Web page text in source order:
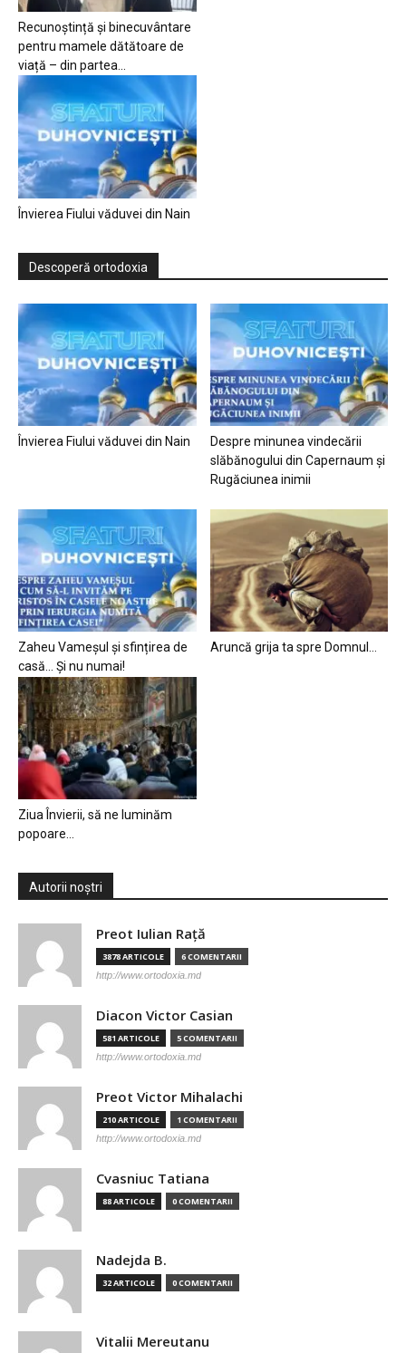
Recunoștință și binecuvântare
pentru mamele dătătoare de
viață – din partea...
Învierea Fiului văduvei din Nain
Descoperă ortodoxia
Învierea Fiului văduvei din Nain
Despre minunea vindecării
slăbănogului din Capernaum și
Rugăciunea inimii
Zaheu Vameșul și sfințirea de
casă… Și nu numai!
Aruncă grija ta spre Domnul…
Ziua Învierii, să ne luminăm
popoare…
Autorii noștri
Preot Iulian Raţă
3878 ARTICOLE 6 COMENTARII
http://www.ortodoxia.md
Diacon Victor Casian
581 ARTICOLE 5 COMENTARII
http://www.ortodoxia.md
Preot Victor Mihalachi
210 ARTICOLE 1 COMENTARII
http://www.ortodoxia.md
Cvasniuc Tatiana
88 ARTICOLE 0 COMENTARII
Nadejda B.
32 ARTICOLE 0 COMENTARII
Vitalii Mereutanu